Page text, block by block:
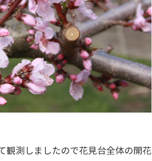
観測しましたので花見台全体の開花